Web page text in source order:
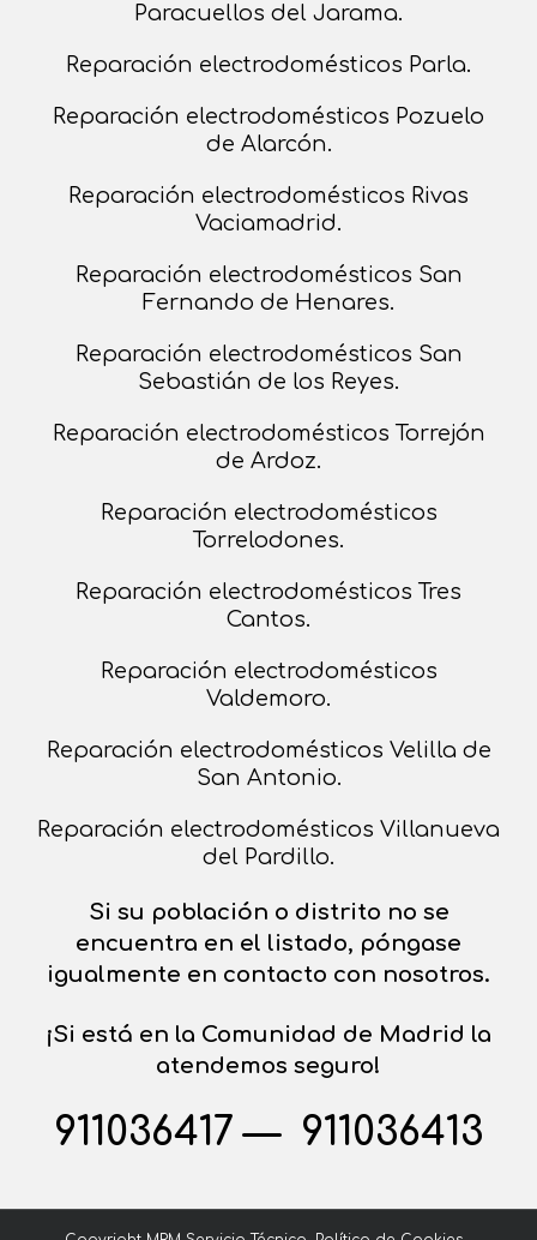
Paracuellos del Jarama.
Reparación electrodomésticos Parla.
Reparación electrodomésticos Pozuelo
de Alarcón.
Reparación electrodomésticos Rivas
Vaciamadrid.
Reparación electrodomésticos San
Fernando de Henares.
Reparación electrodomésticos San
Sebastián de los Reyes.
Reparación electrodomésticos Torrejón
de Ardoz.
Reparación electrodomésticos
Torrelodones.
Reparación electrodomésticos Tres
Cantos.
Reparación electrodomésticos
Valdemoro.
Reparación electrodomésticos Velilla de
San Antonio.
Reparación electrodomésticos Villanueva
del Pardillo.
Si su población o distrito no se
encuentra en el listado, póngase
igualmente en contacto con nosotros.
¡Si está en la Comunidad de Madrid la
atendemos seguro!
911036417 — 911036413